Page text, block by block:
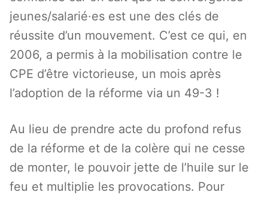
jeunes/salarié·es est une des clés de
réussite d’un mouvement. C’est ce qui, en
2006, a permis à la mobilisation contre le
CPE d’être victorieuse, un mois après
l’adoption de la réforme via un 49-3 !
Au lieu de prendre acte du profond refus
de la réforme et de la colère qui ne cesse
de monter, le pouvoir jette de l’huile sur le
feu et multiplie les provocations. Pour